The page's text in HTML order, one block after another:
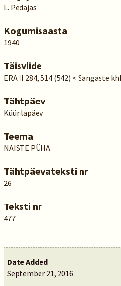
L. Pedajas
Kogumisaasta
1940
Täisviide
ERA II 284, 514 (542) < Sangaste
Tähtpäev
Küünlapäev
Teema
NAISTE PÜHA
Tähtpäevateksti nr
26
Teksti nr
477
Date Added
September 21, 2016